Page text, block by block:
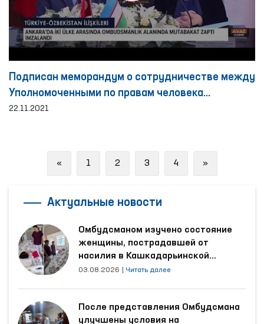
Подписан меморандум о сотрудничестве между
Уполномоченными по правам человека
Узбекистана и Турции
22.11.2021
«Previous
1 2 3 4 »Next
Актуальные новости
Омбудсманом изучено состояние
женщины, пострадавшей от
насилия в Кашкадарьинской
области
03.08.2026 Читать далее
После представления Омбудсмана
улучшены условия на